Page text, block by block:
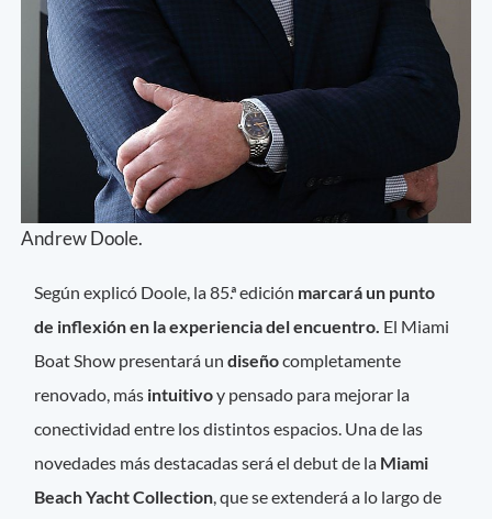
Andrew Doole.
Según explicó Doole, la 85.ª edición marcará un punto
de inflexión en la experiencia del encuentro. El Miami
Boat Show presentará undiseñocompletamente
renovado, más intuitivoy pensado para mejorar la
conectividad entre los distintos espacios. Una de las
novedades más destacadas será el debut de la Miami
Beach Yacht Collection, que se extenderá a lo largo de